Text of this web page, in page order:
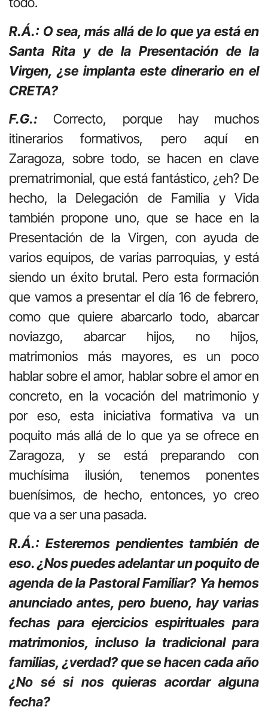
R.Á.: O sea, más allá de lo que ya está en
Santa Rita y de la Presentación de la
Virgen, ¿se implanta este dinerario en el
CRETA?
F.G.: Correcto, porque hay muchos
itinerarios formativos, pero aquí en
Zaragoza, sobre todo, se hacen en clave
prematrimonial, que está fantástico, ¿eh? De
hecho, la Delegación de Familia y Vida
también propone uno, que se hace en la
Presentación de la Virgen, con ayuda de
varios equipos, de varias parroquias, y está
siendo un éxito brutal. Pero esta formación
que vamos a presentar el día 16 de febrero,
como que quiere abarcarlo todo, abarcar
noviazgo, abarcar hijos, no hijos,
matrimonios más mayores, es un poco
hablar sobre el amor, hablar sobre el amor en
concreto, en la vocación del matrimonio y
por eso, esta iniciativa formativa va un
poquito más allá de lo que ya se ofrece en
Zaragoza, y se está preparando con
muchísima ilusión, tenemos ponentes
buenísimos, de hecho, entonces, yo creo
que va a ser una pasada.
R.Á.: Esteremos pendientes también de
eso. ¿Nos puedes adelantar un poquito de
agenda de la Pastoral Familiar? Ya hemos
anunciado antes, pero bueno, hay varias
fechas para ejercicios espirituales para
matrimonios, incluso la tradicional para
familias, ¿verdad? que se hacen cada año
¿No sé si nos quieras acordar alguna
fecha?